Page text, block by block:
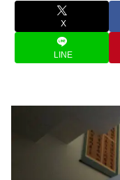
X
LINE